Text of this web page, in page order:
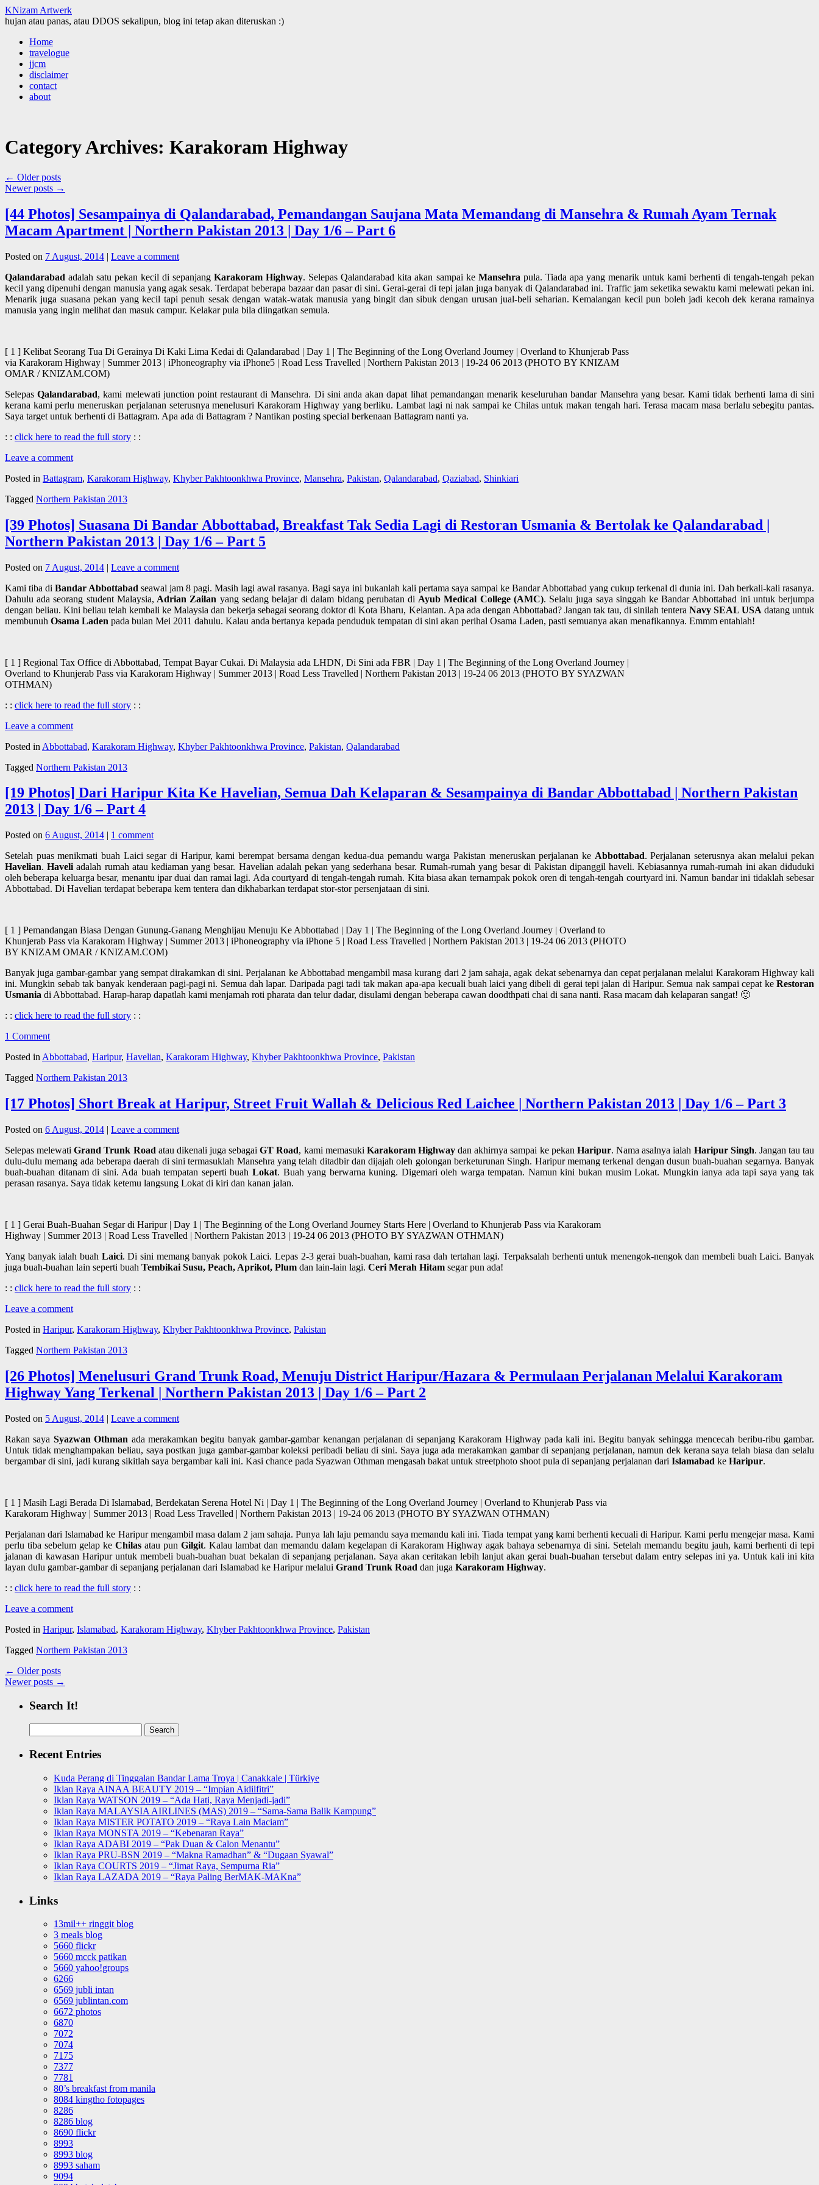
KNizam Artwerk
hujan atau panas, atau DDOS sekalipun, blog ini tetap akan diteruskan :)
Skip
content
Home
travelogue
jjcm
disclaimer
contact
about
Category Archives: Karakoram Highway
← Older posts
Newer posts →
[44 Photos] Sesampainya di Qalandarabad, Pemandangan Saujana Mata Memandang di Mansehra & Rumah Ayam Ternak
Macam Apartment | Northern Pakistan 2013 | Day 1/6 – Part 6
Posted on 7 August, 2014 | Leave a comment
Qalandarabad adalah satu pekan kecil di sepanjangKarakoram Highway. Selepas Qalandarabad kita akan sampai ke Mansehra pula. Tiada apa yang menarik untuk kami berhenti di tengah-tengah pekan
kecil yang dipenuhi dengan manusia yang agak sesak. Terdapat beberapa bazaar dan pasar di sini. Gerai-gerai di tepi jalan juga banyak di Qalandarabad ini. Traffic jam seketika sewaktu kami melewati pekan ini.
Menarik juga suasana pekan yang kecil tapi penuh sesak dengan watak-watak manusia yang bingit dan sibuk dengan urusan jual-beli seharian. Kemalangan kecil pun boleh jadi kecoh dek kerana ramainya
manusia yang ingin melihat dan masuk campur. Kelakar pula bila diingatkan semula.
[ 1 ] Kelibat Seorang Tua Di Gerainya Di Kaki Lima Kedai di Qalandarabad | Day 1 | The Beginning of the Long Overland Journey | Overland to Khunjerab Pass
via Karakoram Highway | Summer 2013 | iPhoneography via iPhone5 | Road Less Travelled | Northern Pakistan 2013 | 19-24 06 2013 (PHOTO BY KNIZAM
OMAR / KNIZAM.COM)
SelepasQalandarabad, kami melewati junction point restaurant di Mansehra. Di sini anda akan dapat lihat pemandangan menarik keseluruhan bandar Mansehra yang besar. Kami tidak berhenti lama di sini
kerana kami perlu meneruskan perjalanan seterusnya menelusuri Karakoram Highway yang berliku. Lambat lagi ni nak sampai ke Chilas untuk makan tengah hari. Terasa macam masa berlalu sebegitu pantas.
Saya target untuk berhenti di Battagram. Apa ada di Battagram ? Nantikan posting special berkenaan Battagram nanti ya.
: : click here to read the full story : :
Leave a comment
Posted in Battagram, Karakoram Highway, Khyber Pakhtoonkhwa Province, Mansehra, Pakistan, Qalandarabad, Qaziabad, Shinkiari
Tagged Northern Pakistan 2013
[39 Photos] Suasana Di Bandar Abbottabad, Breakfast Tak Sedia Lagi di Restoran Usmania & Bertolak ke Qalandarabad |
Northern Pakistan 2013 | Day 1/6 – Part 5
Posted on 7 August, 2014 | Leave a comment
Kami tiba di Bandar Abbottabad seawal jam 8 pagi. Masih lagi awal rasanya. Bagi saya ini bukanlah kali pertama saya sampai ke Bandar Abbottabad yang cukup terkenal di dunia ini. Dah berkali-kali rasanya.
Dahulu ada seorang student Malaysia, Adrian Zailan yang sedang belajar di dalam bidang perubatan di Ayub Medical College (AMC). Selalu juga saya singgah ke Bandar Abbottabad ini untuk berjumpa
dengan beliau. Kini beliau telah kembali ke Malaysia dan bekerja sebagai seorang doktor di Kota Bharu, Kelantan. Apa ada dengan Abbottabad? Jangan tak tau, di sinilah tentera Navy SEAL USA datang untuk
membunuh Osama Laden pada bulan Mei 2011 dahulu. Kalau anda bertanya kepada penduduk tempatan di sini akan perihal Osama Laden, pasti semuanya akan menafikannya. Emmm entahlah!
[ 1 ] Regional Tax Office di Abbottabad, Tempat Bayar Cukai. Di Malaysia ada LHDN, Di Sini ada FBR | Day 1 | The Beginning of the Long Overland Journey |
Overland to Khunjerab Pass via Karakoram Highway | Summer 2013 | Road Less Travelled | Northern Pakistan 2013 | 19-24 06 2013 (PHOTO BY SYAZWAN
OTHMAN)
: : click here to read the full story : :
Leave a comment
Posted in Abbottabad, Karakoram Highway, Khyber Pakhtoonkhwa Province, Pakistan, Qalandarabad
Tagged Northern Pakistan 2013
[19 Photos] Dari Haripur Kita Ke Havelian, Semua Dah Kelaparan & Sesampainya di Bandar Abbottabad | Northern Pakistan
2013 | Day 1/6 – Part 4
Posted on 6 August, 2014 | 1 comment
Setelah puas menikmati buah Laici segar di Haripur, kami berempat bersama dengan kedua-dua pemandu warga Pakistan meneruskan perjalanan ke Abbottabad. Perjalanan seterusnya akan melalui pekan
Havelian.Haveli adalah rumah atau kediaman yang besar. Havelian adalah pekan yang sederhana besar. Rumah-rumah yang besar di Pakistan dipanggil haveli. Kebiasannya rumah-rumah ini akan diduduki
oleh beberapa keluarga besar, menantu ipar duai dan ramai lagi. Ada courtyard di tengah-tengah rumah. Kita biasa akan ternampak pokok oren di tengah-tengah courtyard ini. Namun bandar ini tidaklah sebesar
Abbottabad. Di Havelian terdapat beberapa kem tentera dan dikhabarkan terdapat stor-stor persenjataan di sini.
[ 1 ] Pemandangan Biasa Dengan Gunung-Ganang Menghijau Menuju Ke Abbottabad | Day 1 | The Beginning of the Long Overland Journey | Overland to
Khunjerab Pass via Karakoram Highway | Summer 2013 | iPhoneography via iPhone 5 | Road Less Travelled | Northern Pakistan 2013 | 19-24 06 2013 (PHOTO
BY KNIZAM OMAR / KNIZAM.COM)
Banyak juga gambar-gambar yang sempat dirakamkan di sini. Perjalanan ke Abbottabad mengambil masa kurang dari 2 jam sahaja, agak dekat sebenarnya dan cepat perjalanan melalui Karakoram Highway kali
ini. Mungkin sebab tak banyak kenderaan pagi-pagi ni. Semua dah lapar. Daripada pagi tadi tak makan apa-apa kecuali buah laici yang dibeli di gerai tepi jalan di Haripur. Semua nak sampai cepat ke Restoran
Usmania di Abbottabad. Harap-harap dapatlah kami menjamah roti pharata dan telur dadar, disulami dengan beberapa cawan doodthpati chai di sana nanti. Rasa macam dah kelaparan sangat! 🙂
: : click here to read the full story : :
1 Comment
Posted in Abbottabad, Haripur, Havelian, Karakoram Highway, Khyber Pakhtoonkhwa Province, Pakistan
Tagged Northern Pakistan 2013
[17 Photos] Short Break at Haripur, Street Fruit Wallah & Delicious Red Laichee | Northern Pakistan 2013 | Day 1/6 – Part 3
Posted on 6 August, 2014 | Leave a comment
Selepas melewatiGrand Trunk Road atau dikenali juga sebagaiGT Road, kami memasuki Karakoram Highway dan akhirnya sampai ke pekan Haripur. Nama asalnya ialah Haripur Singh. Jangan tau tau
dulu-dulu memang ada beberapa daerah di sini termasuklah Mansehra yang telah ditadbir dan dijajah oleh golongan berketurunan Singh. Haripur memang terkenal dengan dusun buah-buahan segarnya. Banyak
buah-buahan ditanam di sini. Ada buah tempatan seperti buah Lokat. Buah yang berwarna kuning. Digemari oleh warga tempatan. Namun kini bukan musim Lokat. Mungkin ianya ada tapi saya yang tak
perasan rasanya. Saya tidak ketemu langsung Lokat di kiri dan kanan jalan.
[ 1 ] Gerai Buah-Buahan Segar di Haripur | Day 1 | The Beginning of the Long Overland Journey Starts Here | Overland to Khunjerab Pass via Karakoram
Highway | Summer 2013 | Road Less Travelled | Northern Pakistan 2013 | 19-24 06 2013 (PHOTO BY SYAZWAN OTHMAN)
Yang banyak ialah buah Laici. Di sini memang banyak pokok Laici. Lepas 2-3 gerai buah-buahan, kami rasa dah tertahan lagi. Terpaksalah berhenti untuk menengok-nengok dan membeli buah Laici. Banyak
juga buah-buahan lain seperti buah Tembikai Susu, Peach, Aprikot, Plum dan lain-lain lagi. Ceri Merah Hitam segar pun ada!
: : click here to read the full story : :
Leave a comment
Posted in Haripur, Karakoram Highway, Khyber Pakhtoonkhwa Province, Pakistan
Tagged Northern Pakistan 2013
[26 Photos] Menelusuri Grand Trunk Road, Menuju District Haripur/Hazara & Permulaan Perjalanan Melalui Karakoram
Highway Yang Terkenal | Northern Pakistan 2013 | Day 1/6 – Part 2
Posted on 5 August, 2014 | Leave a comment
Rakan saya Syazwan Othman ada merakamkan begitu banyak gambar-gambar kenangan perjalanan di sepanjang Karakoram Highway pada kali ini. Begitu banyak sehingga mencecah beribu-ribu gambar.
Untuk tidak menghampakan beliau, saya postkan juga gambar-gambar koleksi peribadi beliau di sini. Saya juga ada merakamkan gambar di sepanjang perjalanan, namun dek kerana saya telah biasa dan selalu
bergambar di sini, jadi kurang sikitlah saya bergambar kali ini. Kasi chance pada Syazwan Othman mengasah bakat untuk streetphoto shoot pula di sepanjang perjalanan dari Islamabad ke Haripur.
[ 1 ] Masih Lagi Berada Di Islamabad, Berdekatan Serena Hotel Ni | Day 1 | The Beginning of the Long Overland Journey | Overland to Khunjerab Pass via
Karakoram Highway | Summer 2013 | Road Less Travelled | Northern Pakistan 2013 | 19-24 06 2013 (PHOTO BY SYAZWAN OTHMAN)
Perjalanan dari Islamabad ke Haripur mengambil masa dalam 2 jam sahaja. Punya lah laju pemandu saya memandu kali ini. Tiada tempat yang kami berhenti kecuali di Haripur. Kami perlu mengejar masa. Kami
perlu tiba sebelum gelap ke Chilas atau pun Gilgit. Kalau lambat dan memandu dalam kegelapan di Karakoram Highway agak bahaya sebenarnya di sini. Setelah memandu begitu jauh, kami berhenti di tepi
jalanan di kawasan Haripur untuk membeli buah-buahan buat bekalan di sepanjang perjalanan. Saya akan ceritakan lebih lanjut akan gerai buah-buahan tersebut dalam entry selepas ini ya. Untuk kali ini kita
layan dulu gambar-gambar di sepanjang perjalanan dari Islamabad ke Haripur melalui Grand Trunk Road dan juga Karakoram Highway.
: : click here to read the full story : :
Leave a comment
Posted in Haripur, Islamabad, Karakoram Highway, Khyber Pakhtoonkhwa Province, Pakistan
Tagged Northern Pakistan 2013
← Older posts
Newer posts →
Search It!
for:
Recent Entries
Kuda Perang di Tinggalan Bandar Lama Troya | Canakkale | Türkiye
Iklan Raya AINAA BEAUTY 2019 – “Impian Aidilfitri”
Iklan Raya WATSON 2019 – “Ada Hati, Raya Menjadi-jadi”
Iklan Raya MALAYSIA AIRLINES (MAS) 2019 – “Sama-Sama Balik Kampung”
Iklan Raya MISTER POTATO 2019 – “Raya Lain Maciam”
Iklan Raya MONSTA 2019 – “Kebenaran Raya”
Iklan Raya ADABI 2019 – “Pak Duan & Calon Menantu”
Iklan Raya PRU-BSN 2019 – “Makna Ramadhan” & “Dugaan Syawal”
Iklan Raya COURTS 2019 – “Jimat Raya, Sempurna Ria”
Iklan Raya LAZADA 2019 – “Raya Paling BerMAK-MAKna”
Links
13mil++ ringgit blog
3 meals blog
5660 flickr
5660 mcck patikan
5660 yahoo!groups
6266
6569 jubli intan
6569 jublintan.com
6672 photos
6870
7072
7074
7175
7377
7781
80’s breakfast from manila
8084 kingtho fotopages
8286
8286 blog
8690 flickr
8993
8993 blog
8993 saham
9094